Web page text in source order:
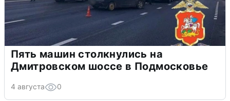
Пять машин столкнулись на
Дмитровском шоссе в Подмосковье
4 августа 0